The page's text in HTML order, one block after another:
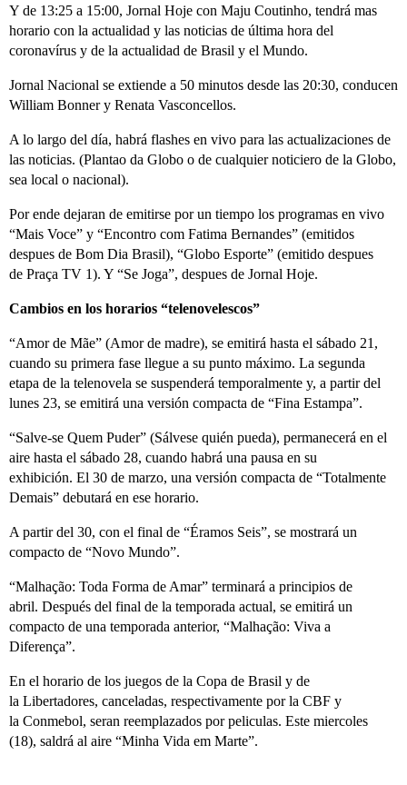
Y de 13:25 a 15:00, Jornal Hoje con Maju Coutinho, tendrá mas
horario con la actualidad y las noticias de última hora del
coronavírus y de la actualidad de Brasil y el Mundo.
Jornal Nacional se extiende a 50 minutos desde las 20:30, conducen
William Bonner y Renata Vasconcellos.
A lo largo del día, habrá flashes en vivo para las actualizaciones de
las noticias. (Plantao da Globo o de cualquier noticiero de la Globo,
sea local o nacional).
Por ende dejaran de emitirse por un tiempo los programas en vivo
“Mais Voce” y “Encontro com Fatima Bernandes” (emitidos
despues de Bom Dia Brasil), “Globo Esporte” (emitido despues
de Praça TV 1). Y “Se Joga”, despues de Jornal Hoje.
Cambios en los horarios “telenovelescos”
“Amor de Mãe” (Amor de madre), se emitirá hasta el sábado 21,
cuando su primera fase llegue a su punto máximo. La segunda
etapa de la telenovela se suspenderá temporalmente y, a partir del
lunes 23, se emitirá una versión compacta de “Fina Estampa”.
“Salve-se Quem Puder” (Sálvese quién pueda), permanecerá en el
aire hasta el sábado 28, cuando habrá una pausa en su
exhibición. El 30 de marzo, una versión compacta de “Totalmente
Demais” debutará en ese horario.
A partir del 30, con el final de “Éramos Seis”, se mostrará un
compacto de “Novo Mundo”.
“Malhação: Toda Forma de Amar” terminará a principios de
abril. Después del final de la temporada actual, se emitirá un
compacto de una temporada anterior, “Malhação: Viva a
Diferença”.
En el horario de los juegos de la Copa de Brasil y de
la Libertadores, canceladas, respectivamente por la CBF y
la Conmebol, seran reemplazados por peliculas. Este miercoles
(18), saldrá al aire “Minha Vida em Marte”.